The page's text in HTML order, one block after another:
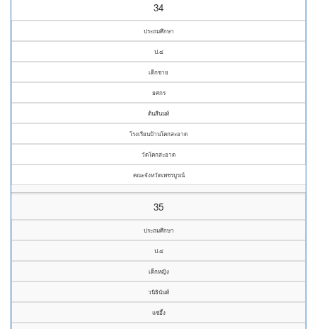
34
ประถมศึกษา
ป.๔
เด็กชาย
ยศกร
ต้นสีนนท์
โรงเรียนบ้านโคกสะอาด
วัดโคกสะอาด
คณะจังหวัดเพชรบูรณ์
35
ประถมศึกษา
ป.๔
เด็กหญิง
วนิธินันท์
แซ่อึ้ง